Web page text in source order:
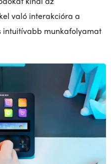
való interakcióra a
intuitívabb munkafolyamat